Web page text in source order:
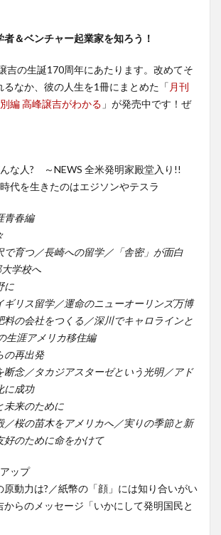
＆ベンチャー起業家を知ろう！
吉の生誕170周年にあたります。改めてそ
るなか、彼の人生を1冊にまとめた「 月刊
編 高峰譲吉がわかる 」が発売中です！ぜ
な人? ～NEWS 全米発明家殿堂入り!!
代を生きたのはエジソンやテスラ
青春編
で育つ／長崎への留学／「舎密」が面白
学校へ
に
ギリス留学／運命のニューオーリンズ万博
料の会社をつくる／深川でキャロラインと
生涯アメリカ移住編
の再出発
断念／タカジアスターゼという光明／アド
に成功
未来のために
／桜の苗木をアメリカへ／実りの季節と新
好のために命をかけて
ップ
原動力は?／紙幣の「顔」には知り合いがい
からのメッセージ「いかにして発明国民と